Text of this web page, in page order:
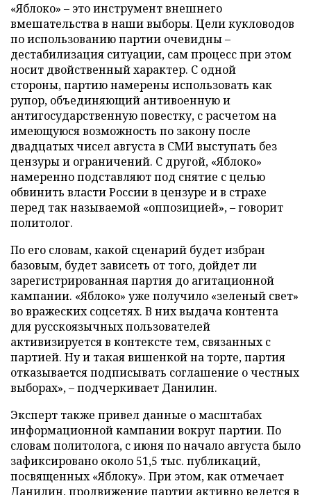
«Яблоко» – это инструмент внешнего
вмешательства в наши выборы. Цели кукловодов
по использованию партии очевидны –
дестабилизация ситуации, сам процесс при этом
носит двойственный характер. С одной
стороны, партию намерены использовать как
рупор, объединяющий антивоенную и
антигосударственную повестку, с расчетом на
имеющуюся возможность по закону после
двадцатых чисел августа в СМИ выступать без
цензуры и ограничений. С другой, «Яблоко»
намеренно подставляют под снятие с целью
обвинить власти России в цензуре и в страхе
перед так называемой «оппозицией», – говорит
политолог.
По его словам, какой сценарий будет избран
базовым, будет зависеть от того, дойдет ли
зарегистрированная партия до агитационной
кампании. «Яблоко» уже получило «зеленый свет»
во вражеских соцсетях. В них выдача контента
для русскоязычных пользователей
активизируется в контексте тем, связанных с
партией. Ну и такая вишенкой на торте, партия
отказывается подписывать соглашение о честных
выборах», – подчеркивает Данилин.
Эксперт также привел данные о масштабах
информационной кампании вокруг партии. По
словам политолога, с июня по начало августа было
зафиксировано около 51,5 тыс. публикаций,
посвященных «Яблоку». При этом, как отмечает
Данилин, продвижение партии активно ведется в